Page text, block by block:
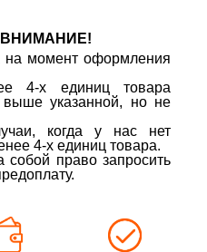
на момент оформления
4-х единиц товара
указанной, но не
когда у нас нет
4-х единиц товара.
собой право запросить